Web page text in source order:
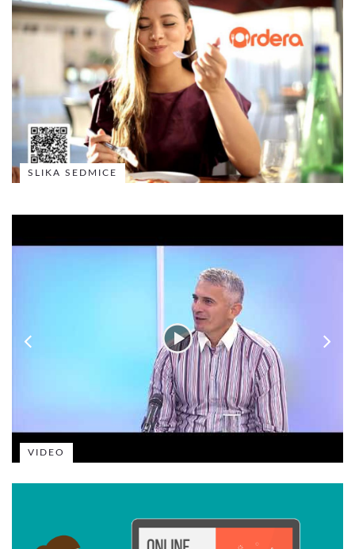
SLIKA SEDMICE
VIDEO